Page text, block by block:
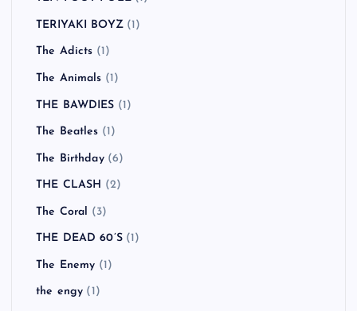
TERIYAKI BOYZ(1)
The Adicts (1)
The Animals (1)
THE BAWDIES (1)
The Beatles (1)
The Birthday(6)
THE CLASH (2)
The Coral (3)
THE DEAD 60’S(1)
The Enemy (1)
the engy (1)